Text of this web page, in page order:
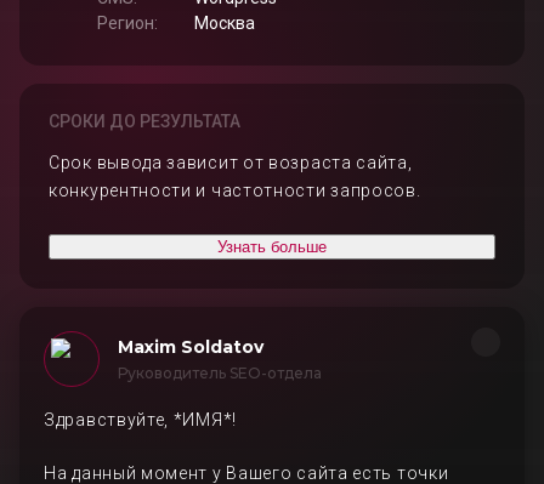
Регион:
Москва
СРОКИ ДО РЕЗУЛЬТАТА
Срок вывода зависит от возраста сайта,
конкурентности и частотности запросов.
Узнать больше
Maxim Soldatov
Руководитель SEO-отдела
Здравствуйте, *ИМЯ*!
На данный момент у Вашего сайта есть точки